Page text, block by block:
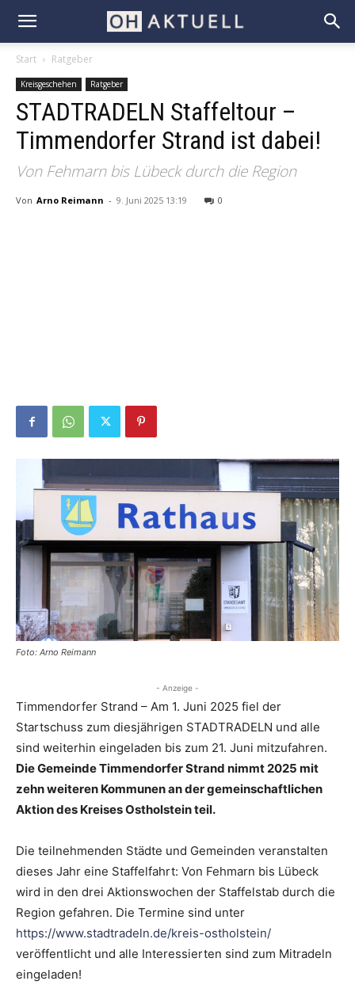
Start Ratgeber
Kreisgeschehen Ratgeber
STADTRADELN Staffeltour –
Timmendorfer Strand ist dabei!
Von Fehmarn bis Lübeck durch die Region
Von Arno Reimann - 9. Juni 2025 13:19 0
Foto: Arno Reimann
- Anzeige -
Timmendorfer Strand – Am 1. Juni 2025 fiel der
Startschuss zum diesjährigen STADTRADELN und alle
sind weiterhin eingeladen bis zum 21. Juni mitzufahren.
Die Gemeinde Timmendorfer Strand nimmt 2025 mit
zehn weiteren Kommunen an der gemeinschaftlichen
Aktion des Kreises Ostholstein teil.
Die teilnehmenden Städte und Gemeinden veranstalten
dieses Jahr eine Staffelfahrt: Von Fehmarn bis Lübeck
wird in den drei Aktionswochen der Staffelstab durch die
Region gefahren. Die Termine sind unter
https://www.stadtradeln.de/kreis-ostholstein/
veröffentlicht und alle Interessierten sind zum Mitradeln
eingeladen!